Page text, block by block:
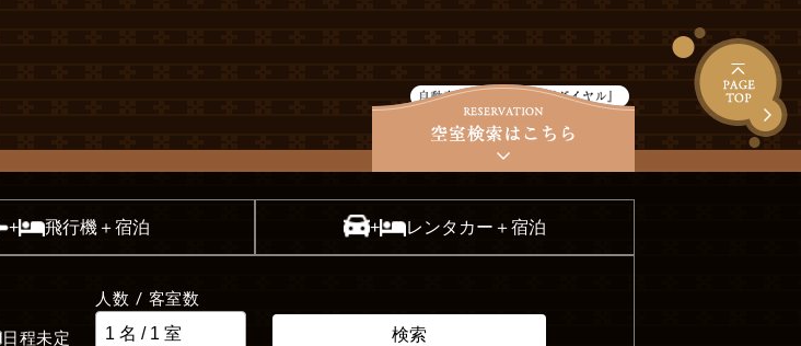
+ 飛行機＋宿泊 + レンタカー＋宿泊
日程未定
人数 / 客室数
検索